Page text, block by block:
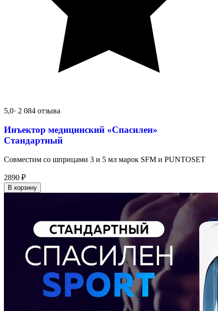
5,0· 2 084 отзыва
Инъектор медицинский «Спасилен»
Стандартный
Совместим со шприцами 3 и 5 мл марок SFM и PUNTOSET
2890 ₽
В корзину